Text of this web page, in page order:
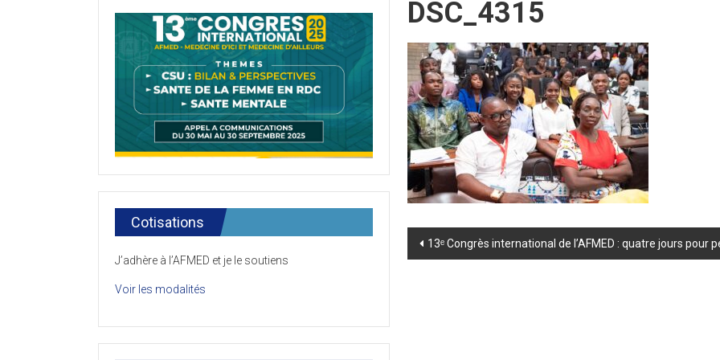
DSC_4315
Post
13ᵉ Congrès international de l’AFMED : quatre jours pour
Cotisations
J’adhère à l’AFMED et je le soutiens
Voir les modalités